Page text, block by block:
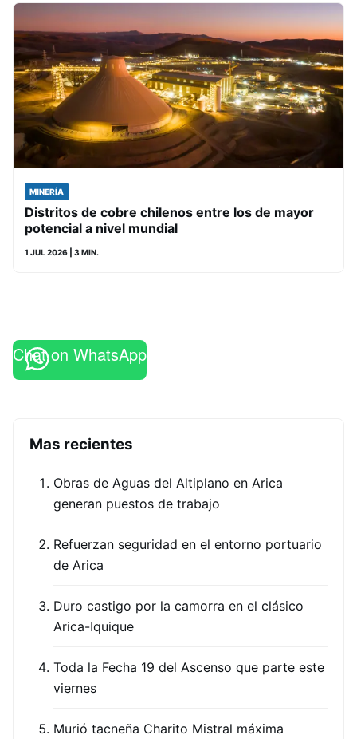
MINERÍA
Distritos de cobre chilenos entre los de mayor
potencial a nivel mundial
1 JUL 2026 | 3 MIN.
Chat on WhatsApp
Mas recientes
Obras de Aguas del Altiplano en Arica
generan puestos de trabajo
Refuerzan seguridad en el entorno portuario
de Arica
Duro castigo por la camorra en el clásico
Arica-Iquique
Toda la Fecha 19 del Ascenso que parte este
viernes
Murió tacneña Charito Mistral máxima